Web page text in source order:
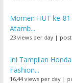
Momen HUT ke-
Atamb...
23 views per day|
Ini Tampilan
Fashion...
16,44 views per day|